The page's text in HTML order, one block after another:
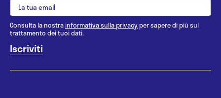
Consulta la nostrainformativa sulla privacy per sapere di più sul
trattamento dei tuoi dati.